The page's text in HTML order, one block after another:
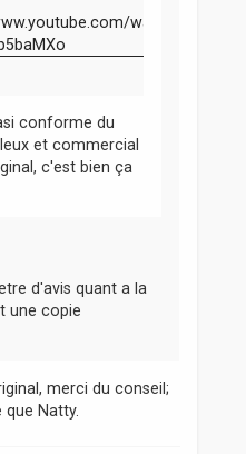
watch?
conforme du
et commercial
c'est bien ça
d'avis quant a la
une copie
merci du conseil;
Natty.